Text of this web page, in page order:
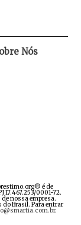
Nós
é de
17.467.253/0001-72.
nossa empresa.
Brasil. Para entrar
.